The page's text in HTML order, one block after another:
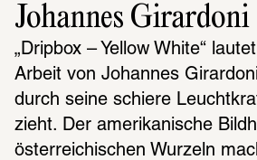
Johannes Girardoni
„Dripbox – Yellow White“
Arbeit von Johannes
durch seine schiere
zieht. Der amerikanische
österreichischen Wurzeln